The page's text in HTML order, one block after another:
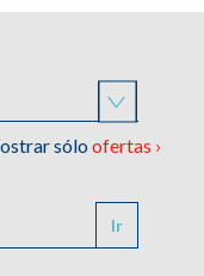
sóloofertas ›
Ir